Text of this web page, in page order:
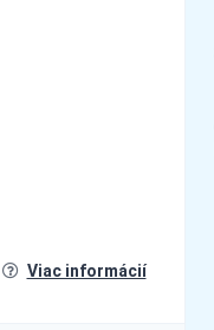
Viac informácií